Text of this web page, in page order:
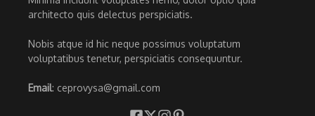
architecto quis delectus perspiciatis.
Nobis atque id hic neque possimus voluptatum
voluptatibus tenetur, perspiciatis consequuntur.
Email: ceprovysa@gmail.com